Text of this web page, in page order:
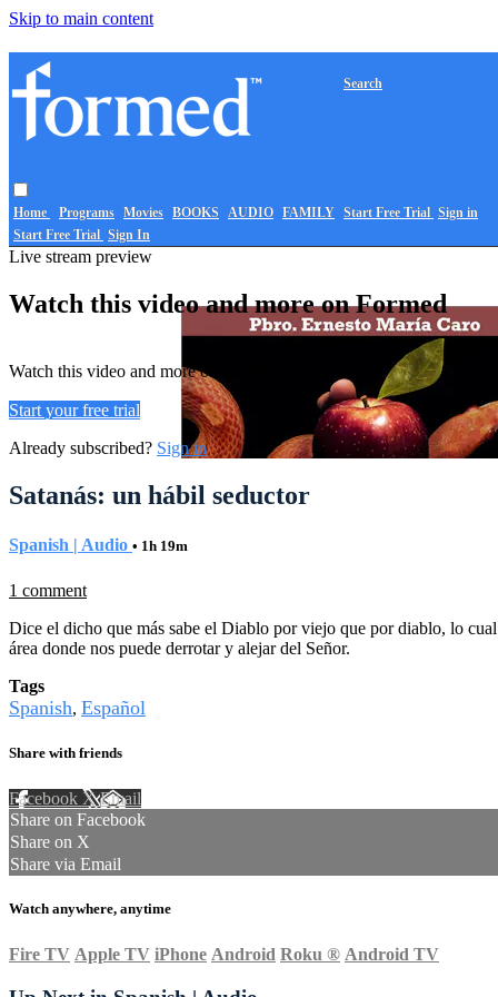
Skip to main content
Home Programs Movies BOOKS AUDIO FAMILY
Search
Start Free Trial Sign in
Start Free Trial Sign In
Live stream preview
Watch this video and more on Formed
Watch this video and more on Formed
Start your free trial
Already subscribed? Sign in
Satanás: un hábil seductor
Spanish | Audio • 1h 19m
1 comment
Dice el dicho que más sabe el Diablo por viejo que por diablo, lo
área donde nos puede derrotar y alejar del Señor.
Tags
Spanish, Español
Share with friends
Facebook XEmail
Share on Facebook
Share on X
Share via Email
Watch anywhere, anytime
Fire TV Apple TV iPhone Android Roku ® Android TV